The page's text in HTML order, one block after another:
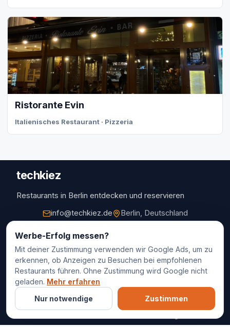
Ristorante Evin
Italienisches Restaurant · Pizzeria
techkiez
Restaurants in Berlin entdecken und reservieren
info@techkiez.de
Berlin, Deutschland
Restaurants
Restaurantauswahl
Für Unternehmen
Kontakt
© 2025 techkiez. Alle Rechte vorbehalten.
Werbe-Erfolg messen?
Mit deiner Zustimmung verwenden wir Google Ads, um zu
erkennen, ob Anzeigen zu Besuchen bei empfohlenen
Restaurants führen. Ohne Zustimmung wird Google nicht
geladen. Mehr erfahren
Nur notwendige
Zustimmen